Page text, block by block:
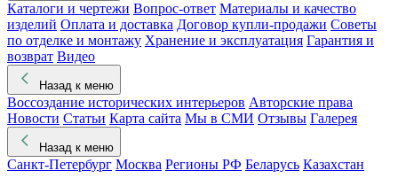
Каталоги и чертежи Вопрос-ответ Материалы и качество
изделий Оплата и доставка Договор купли-продажи Советы
по отделке и монтажу Хранение и эксплуатация Гарантия и
возврат Видео
Назад к меню
Воссоздание исторических интерьеров Авторские права
Новости Статьи Карта сайта Мы в СМИ Отзывы Галерея
Назад к меню
Санкт-Петербург Москва Регионы РФ Беларусь Казахстан